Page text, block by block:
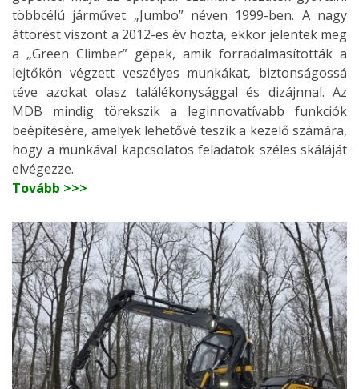
többcélú járművet „Jumbo” néven 1999-ben. A nagy
áttörést viszont a 2012-es év hozta, ekkor jelentek meg
a „Green Climber” gépek, amik forradalmasították a
lejtőkön végzett veszélyes munkákat, biztonságossá
téve azokat olasz találékonysággal és dizájnnal. Az
MDB mindig törekszik a leginnovatívabb funkciók
beépítésére, amelyek lehetővé teszik a kezelő számára,
hogy a munkával kapcsolatos feladatok széles skáláját
elvégezze.
Tovább >>>